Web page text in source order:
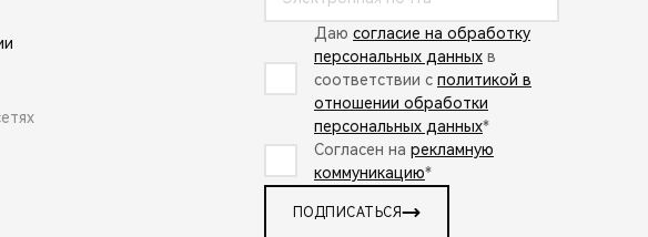
Даю согласие на обработку
персональных данных в
соответствии с политикой в
отношении обработки
персональных данных*
Согласен на рекламную
коммуникацию*
ПОДПИСАТЬСЯ